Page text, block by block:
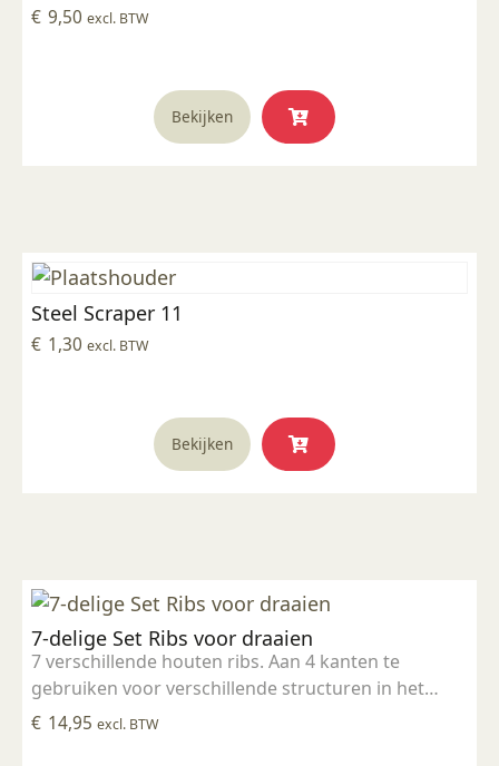
€ 9,50 excl. BTW
Bekijken
Steel Scraper 11
€ 1,30 excl. BTW
Bekijken
7-delige Set Ribs voor draaien
7 verschillende houten ribs. Aan 4 kanten te
gebruiken voor verschillende structuren in het
draaiwerk.
€ 14,95 excl. BTW